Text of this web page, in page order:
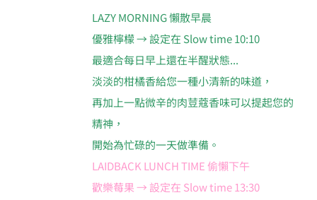
LAZY MORNING 懶散早晨
優雅檸檬 → 設定在 Slow time 10:10
最適合每日早上還在半醒狀態...
淡淡的柑橘香給您一種小清新的味道，
再加上一點微辛的肉荳蔻香味可以提起您的
精神，
開始為忙碌的一天做準備。
LAIDBACK LUNCH TIME 偷懶下午
歡樂莓果 → 設定在 Slow time 13:30